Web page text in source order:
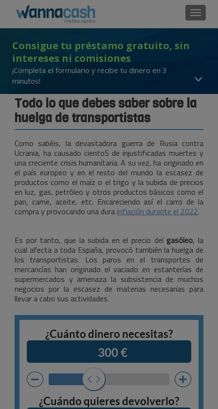
Consigue tu préstamo gratuito, sin
intereses ni comisiones
¡Completa el formulario y recibe tu dinero en 3
minutos!
Todo lo que debes saber sobre la
huelga de transportistas
Como sabéis, la devastadora guerra de Rusia contra
Ucrania, ha causado cientoS de injustificadas muertes y
una creciente crisis humanitaria. A su vez, ha originado en
el país europeo y en el resto del mundo la escasez de
productos como el maíz o el trigo y la subida de precios
en luz, gas, petróleo y otros productos básicos como el
pan, carne, aceite, etc. Encareciendo así el carro de la
compra y provocando una dura inflación durante el 2022.
Es por tanto, que la subida en el precio del gasóleo, la
cual afecta a toda España, provocó también la huelga de
los transportistas. Los paros en el transportes de
mercancías han originado el vaciado en estanterías de
supermercados y amenaza la subsistencia de muchos
negocios por la escasez de materias necesarias para
llevar a cabo sus actividades.